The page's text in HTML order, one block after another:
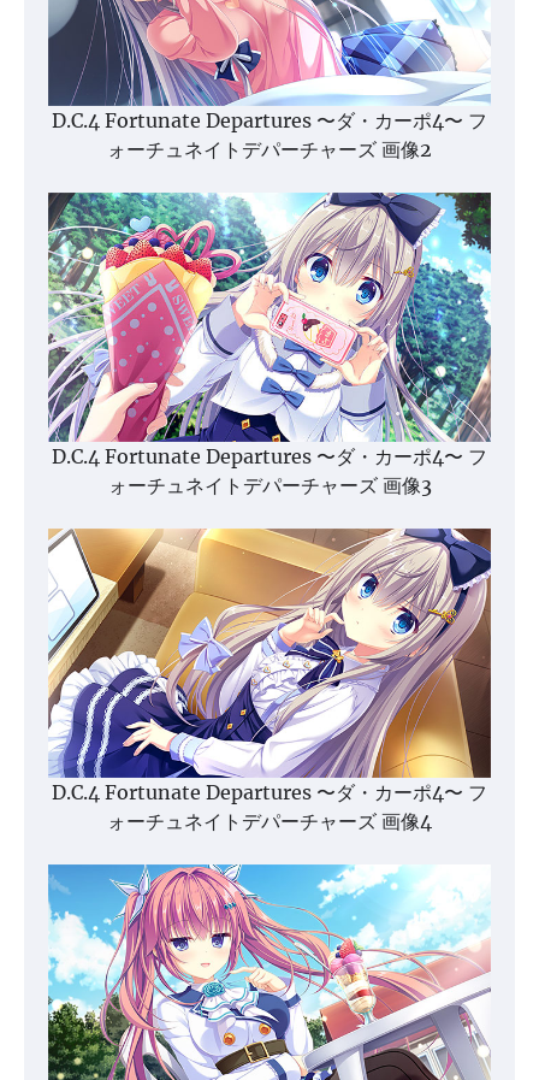
D.C.4 Fortunate Departures 〜ダ・カーポ4〜 フ
ォーチュネイトデパーチャーズ 画像2
D.C.4 Fortunate Departures 〜ダ・カーポ4〜 フ
ォーチュネイトデパーチャーズ 画像3
D.C.4 Fortunate Departures 〜ダ・カーポ4〜 フ
ォーチュネイトデパーチャーズ 画像4